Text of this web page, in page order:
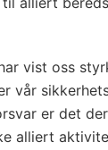
vist oss
vår
er det
alliert